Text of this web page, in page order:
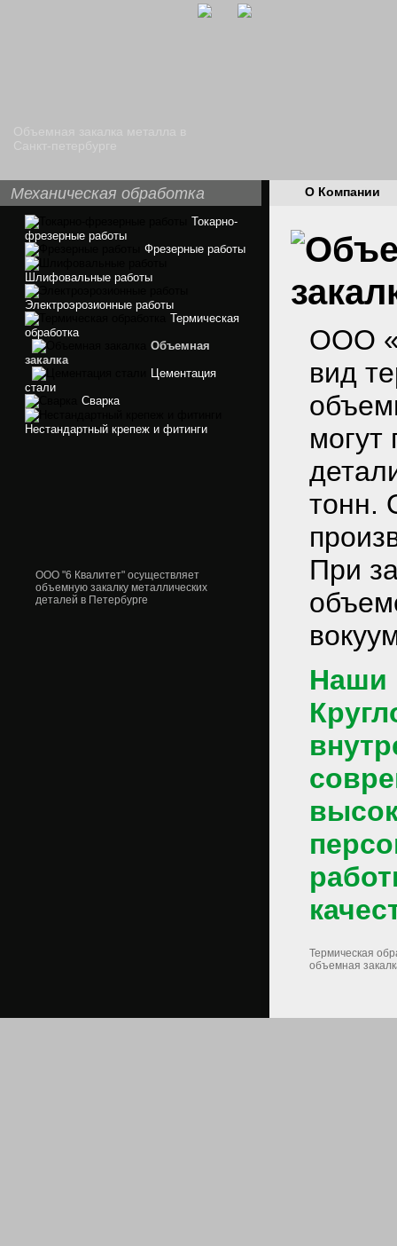
Механическая обработка О Компании
Токарно-
фрезерные работы
Фрезерные работы
Шлифовальные работы
Электроэрозионные работы
Термическая
обработка
Объемная
закалка
Цементация
стали
Сварка
Нестандартный крепеж и фитинги
ООО "6 Квалитет" осуществляет
объемную закалку металлических
деталей в Петербурге
ООО
вид
могут
тонн.
При
Наши
Термическая
объемная